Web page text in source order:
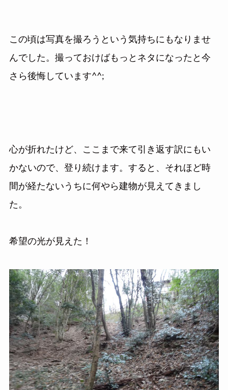
この頃は写真を撮ろうという気持ちにもなりませ
んでした。撮っておけばもっとネタになったと今
さら後悔しています^^;
心が折れたけど、ここまで来て引き返す訳にもい
かないので、登り続けます。すると、それほど時
間が経たないうちに何やら建物が見えてきまし
た。
希望の光が見えた！